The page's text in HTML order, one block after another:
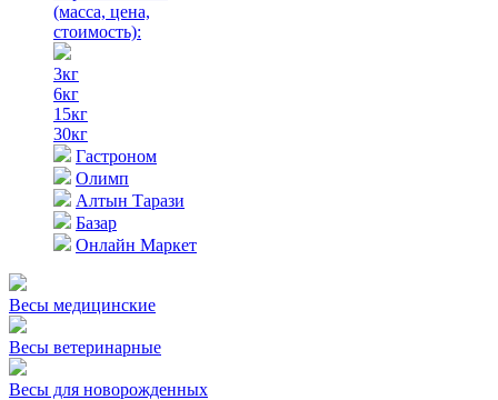
(масса, цена,
стоимость):
3кг
6кг
15кг
30кг
Гастроном
Олимп
Алтын Тарази
Базар
Онлайн Маркет
Весы медицинские
Весы ветеринарные
Весы для новорожденных